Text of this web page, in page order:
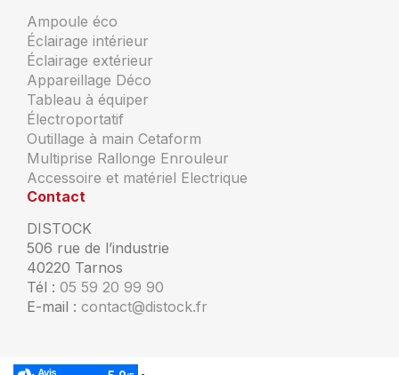
Ampoule éco
Éclairage intérieur
Éclairage extérieur
Appareillage Déco
Tableau à équiper
Électroportatif
Outillage à main Cetaform
Multiprise Rallonge Enrouleur
Accessoire et matériel Electrique
Contact
DISTOCK
506 rue de l’industrie
40220 Tarnos
Tél : 05 59 20 99 90
E-mail : contact@distock.fr